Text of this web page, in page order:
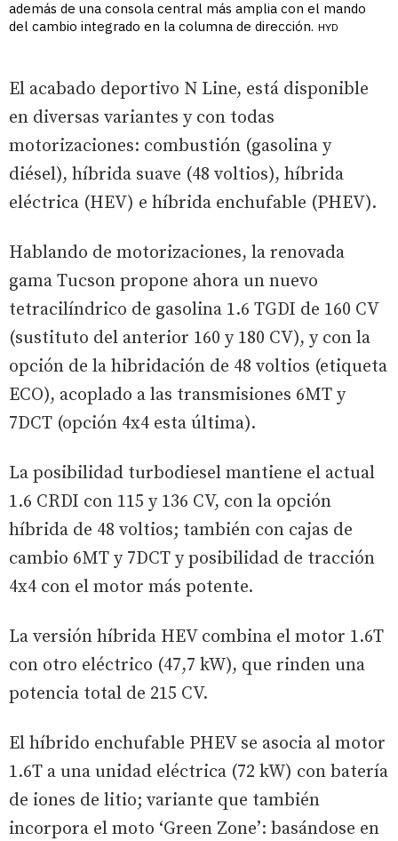
además de una consola central más amplia con el mando
del cambio integrado en la columna de dirección. HYD
El acabado deportivo N Line, está disponible
en diversas variantes y con todas
motorizaciones: combustión (gasolina y
diésel), híbrida suave (48 voltios), híbrida
eléctrica (HEV) e híbrida enchufable (PHEV).
Hablando de motorizaciones, la renovada
gama Tucson propone ahora un nuevo
tetracilíndrico de gasolina 1.6 TGDI de 160 CV
(sustituto del anterior 160 y 180 CV), y con la
opción de la hibridación de 48 voltios (etiqueta
ECO), acoplado a las transmisiones 6MT y
7DCT (opción 4x4 esta última).
La posibilidad turbodiesel mantiene el actual
1.6 CRDI con 115 y 136 CV, con la opción
híbrida de 48 voltios; también con cajas de
cambio 6MT y 7DCT y posibilidad de tracción
4x4 con el motor más potente.
La versión híbrida HEV combina el motor 1.6T
con otro eléctrico (47,7 kW), que rinden una
potencia total de 215 CV.
El híbrido enchufable PHEV se asocia al motor
1.6T a una unidad eléctrica (72 kW) con batería
de iones de litio; variante que también
incorpora el moto ‘Green Zone’: basándose en